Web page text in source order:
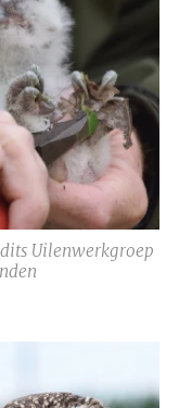
Uilenwerkgroep